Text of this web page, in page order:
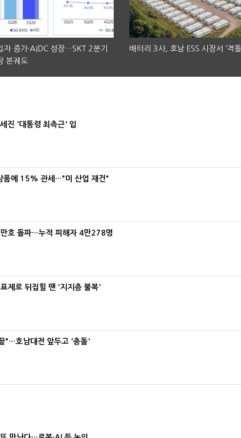
자 증가·AIDC 성장…SKT 2분기
본궤도
배터리 3사, 호남 ESS 시장서 ‘격돌
진 '대통령 최측근' 입
품에 15% 관세…"미 산업 재건"
호 돌파…누적 피해자 4만278명
제로 뒤집힐 땐 '지지층 불복'
"…호남대전 앞두고 '충돌'